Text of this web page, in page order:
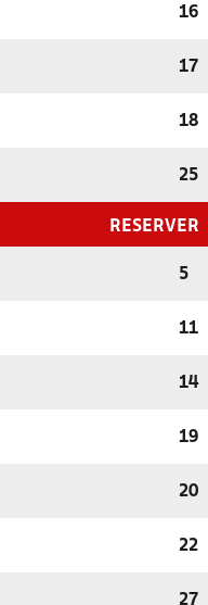
16
17
18
25
RESERVER
5
11
14
19
20
22
27